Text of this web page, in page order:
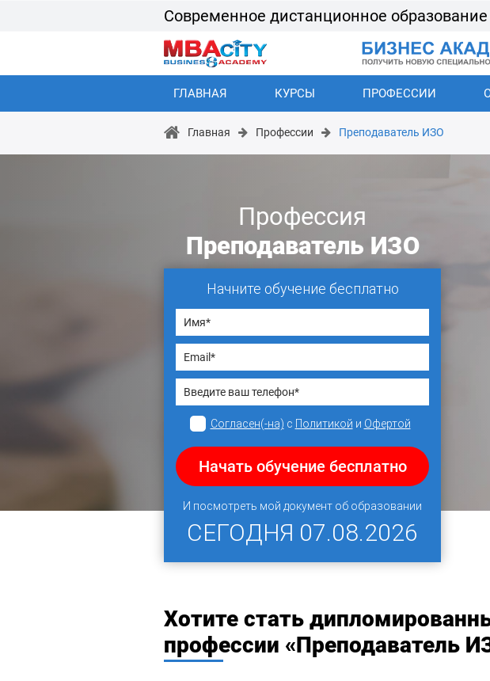
Современное дистанционное образование
ГЛАВНАЯ КУРСЫ ПРОФЕССИИ
Главная Профессии Преподаватель ИЗО
Профессия
Преподаватель ИЗО
Начните обучение бесплатно
Согласен(-на) с Политикой и Офертой
Начать обучение бесплатно
И посмотреть мой документ об образовании
СЕГОДНЯ 07.08.2026
Хотите стать
профессии «Преподаватель